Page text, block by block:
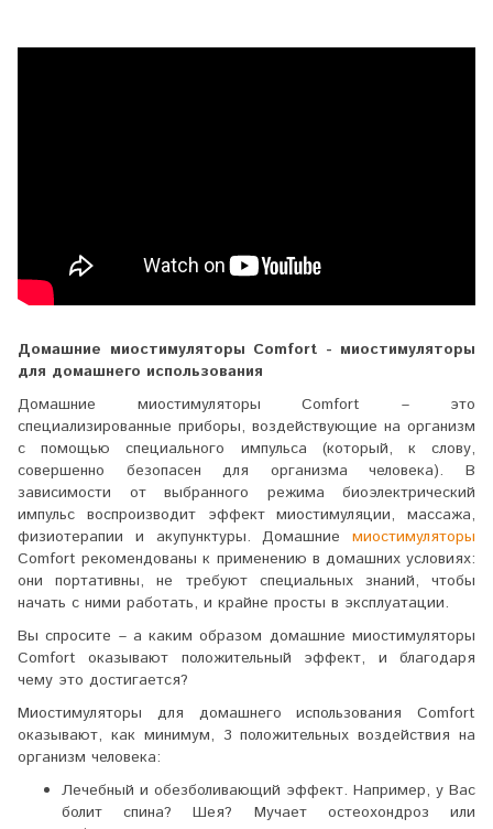
Домашние миостимуляторы Comfort - миостимуляторы
для домашнего использования
Домашние миостимуляторы Comfort – это
специализированные приборы, воздействующие на организм
с помощью специального импульса (который, к слову,
совершенно безопасен для организма человека). В
зависимости от выбранного режима биоэлектрический
импульс воспроизводит эффект миостимуляции, массажа,
физиотерапии и акупунктуры. Домашние миостимуляторы
Comfort рекомендованы к применению в домашних условиях:
они портативны, не требуют специальных знаний, чтобы
начать с ними работать, и крайне просты в эксплуатации.
Вы спросите – а каким образом домашние миостимуляторы
Comfort оказывают положительный эффект, и благодаря
чему это достигается?
Миостимуляторы для домашнего использования Comfort
оказывают, как минимум, 3 положительных воздействия на
организм человека:
Лечебный и обезболивающий эффект. Например, у Вас
болит спина? Шея? Мучает остеохондроз или